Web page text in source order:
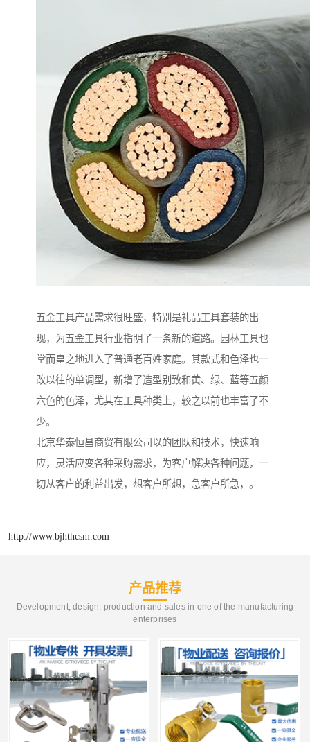
五金工具产品需求很旺盛，特别是礼品工具套装的出
现，为五金工具行业指明了一条新的道路。园林工具也
堂而皇之地进入了普通老百姓家庭。其款式和色泽也一
改以往的单调型，新增了造型别致和黄、绿、蓝等五颜
六色的色泽，尤其在工具种类上，较之以前也丰富了不
少。
北京华泰恒昌商贸有限公司以的团队和技术，快速响
应，灵活应变各种采购需求，为客户解决各种问题，一
切从客户的利益出发，想客户所想，急客户所急，。
http://www.bjhthcsm.com
产品推荐
Development, design, production and sales in one of the manufacturing
enterprises